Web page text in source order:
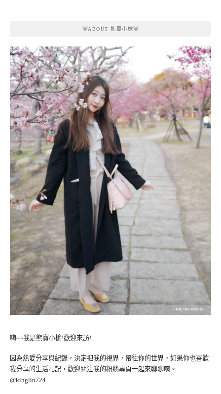
🐻ABOUT 熊寶小榆🐻
嗨~~我是熊寶小榆!歡迎來訪!
因為熱愛分享與紀錄，決定把我的視界，帶往你的世界，如果你也喜歡
我分享的生活扎記，歡迎關注我的粉絲專頁一起來聊聊唷。
@kinglin724